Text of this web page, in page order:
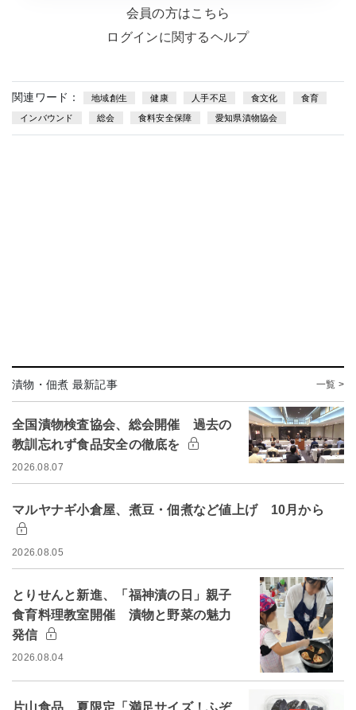
会員の方はこちら
ログインに関するヘルプ
関連ワード： 地域創生 健康 人手不足 食文化 食育
インバウンド 総会 食料安全保障 愛知県漬物協会
漬物・佃煮 最新記事 一覧 >
全国漬物検査協会、総会開催 過去の
教訓忘れず食品安全の徹底を
2026.08.07
マルヤナギ小倉屋、煮豆・佃煮など値上げ 10月から
2026.08.05
とりせんと新進、「福神漬の日」親子
食育料理教室開催 漬物と野菜の魅力
発信
2026.08.04